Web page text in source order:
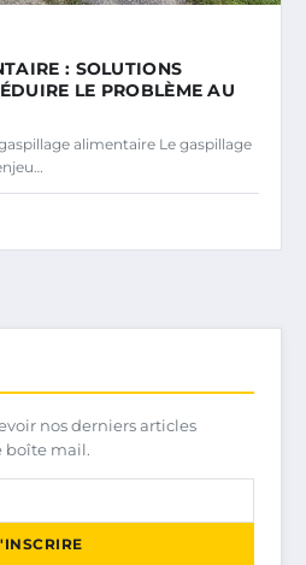
: SOLUTIONS
LE PROBLÈME AU
alimentaire Le gaspillage
nos derniers articles
boîte mail.